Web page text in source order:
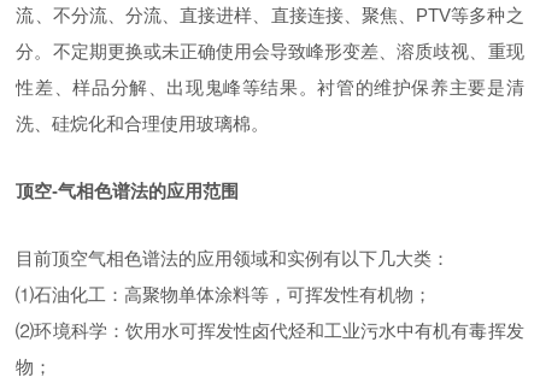
流、不分流、分流、直接进样、直接连接、聚焦、PTV等多种之
分。不定期更换或未正确使用会导致峰形变差、溶质歧视、重现
性差、样品分解、出现鬼峰等结果。衬管的维护保养主要是清
洗、硅烷化和合理使用玻璃棉。
顶空-气相色谱法的应用范围
目前顶空气相色谱法的应用领域和实例有以下几大类：
⑴石油化工：高聚物单体涂料等，可挥发性有机物；
⑵环境科学：饮用水可挥发性卤代烃和工业污水中有机有毒挥发
物；